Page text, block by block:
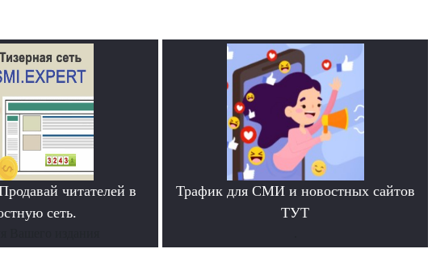
читателей в
сеть.
Трафик для СМИ и новостных сайтов
ТУТ